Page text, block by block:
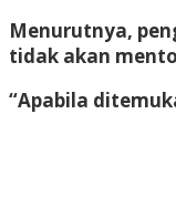
Menurutnya,
tidak akan
“Apabila